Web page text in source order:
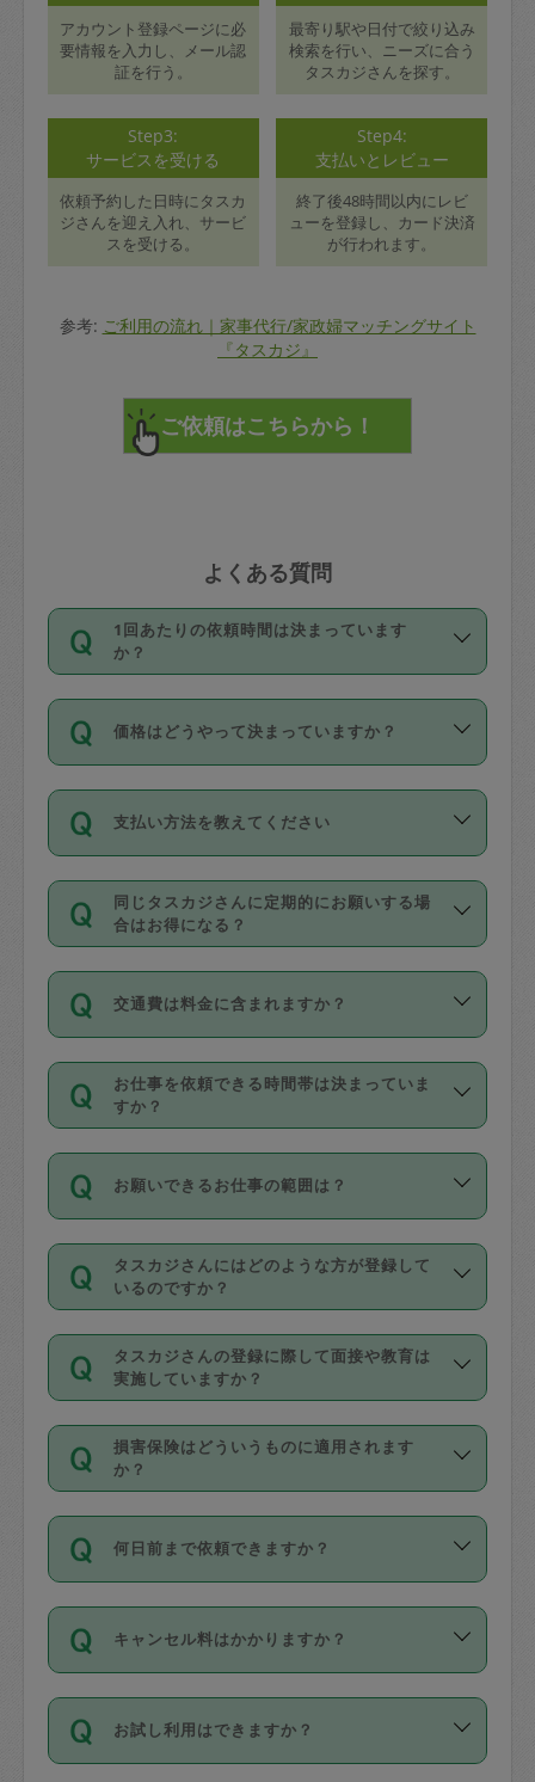
アカウント登録ページに必
要情報を入力し、メール認
証を行う。
最寄り駅や日付で絞り込み
検索を行い、ニーズに合う
タスカジさんを探す。
Step3:
サービスを受ける
依頼予約した日時にタスカ
ジさんを迎え入れ、サービ
スを受ける。
Step4:
支払いとレビュー
終了後48時間以内にレビ
ューを登録し、カード決済
が行われます。
参考: ご利用の流れ｜家事代行/家政婦マッチングサイト
『タスカジ』
よくある質問
1回あたりの依頼時間は決まっています
か？
依頼1回につき3時間固定です。3時間を
超えて依頼したい場合は、延長機能をご
利用ください。機能をご利用いただくに
の上事前申請することが必要です。な
お、3時間を下回っても、値引き等はござ
いません。
価格はどうやって決まっていますか？
11種類の価格帯の中からタスカジさん自
身が価格を選んで設定しています。
タスカジさんの価格設定には最初は制限
があり、レビュー件数、レビューの平均
値、などで除々に設定可能な最高額が上
がっていく仕組みになっています。
支払い方法を教えてください
お支払方法はクレジットカード（Visa／
Master／JCB／AMERICAN EXPRESS／
Diners Club）のみとなります。
を行う際にご入力ください。プロフィー
ル登録時にはご入力いただかなくても大
丈夫です。
デビットカード・プリペイドカード（Vプ
リカ、au WALLETなど）は支払にはご利
銀行振込や現金払いも対応していませ
なお、タスカジさんの交通費も、依頼料
金のご請求と合わせてお支払いとなりま
動計算で表示されます。
同じタスカジさんに定期的にお願いする場
合はお得になる？
依頼には「スポット」と「定期（毎週｜
隔週）」があり、「定期」の依頼は「ス
ポット」よりお得な料金でご利用できま
す。
定期の最低利用回数は設けていない代わ
りに、一定数を超えたキャンセルは有償
（例：毎週定期の場合は３回以上のキャ
ンセルが有償（1200円、隔週定期の場合
は２回以上のキャンセルが有償（1200
交通費は料金に含まれますか？
交通費は依頼料金とは別途発生し、依頼
料金のご請求と合わせてお支払いとなり
ます。交通費の金額は「依頼の詳細」に
お仕事を依頼できる時間帯は決まっていま
すか？
時間帯は3種類あります。いずれも１回あ
たり３時間です。
・ＡＭ ９時～１２時
・ＰＭ １３時～１６時
・夜 １８時～２１時
開始時間を２時間前後変更することが可
能です。依頼送信後、個別にタスカジさ
んにメッセージを送り調整してくださ
い。ただし、２時間を越えての調整はで
時間も被らない場合、損害保険の対象外
お願いできるお仕事の範囲は？
掃除、整理収納、洗濯、買い物、料理、
作り置きです。タスカジさんによってで
きる仕事の範囲が異なりますので、依頼
する前にタスカジさんのプロフィールで
確認してください。
基本的に、高所での作業や危険作業、屋
外での作業は対象外です。
タスカジさんにはどのような方が登録して
いるのですか？
主婦として長年の家事経験をお持ちの
方、栄養士・調理師といった資格者で保
育園や学校の給食やレストランで料理関
係の専門職に従事されていた方、日本で
すでにハウスキーパーや英語の先生とし
てお仕事をしているフィリピン出身の
社員など様々なバックグラウンドの方が
登録しています。
日本語も話せる方など様々です。
ールに記載していますので、各自の得意
タスカジさんの登録に際して面接や教育は
実施していますか？
応募の際に、各自事務局との面接と説明
を行っています。その後、身分証明書の
写真提出をしていただいています。外国
確認しています。タスカジさんトレーニ
ング動画を使ったセルフトレーニングの
現場トライアルを受け、合格したタスカ
ジさんが活動されています。
※テストセンターの講評は１件目のレビュ
損害保険はどういうものに適用されます
か？
依頼者とタスカジさんとの間でタスカジ
を通して成立した作業時間内での作業に
適用されます。作業範囲は、掃除、洗
です。作業中に物を壊したり、人にけが
をさせたりした場合が対象で、補償金額
す。
何日前まで依頼できますか？
ご依頼は、現在を起点に3日後（72時間
以降）の日時から受付可能となっていま
す。
タスカジさんへ「募集」をかけることが
可能です。
キャンセル料はかかりますか？
キャンセル料には、以下の2種類がありま
す。
お試し利用はできますか？